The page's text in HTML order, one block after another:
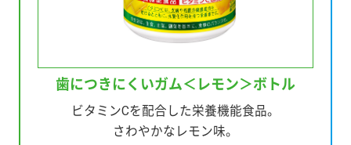
歯につきにくいガム＜レモン＞ボトル
ビタミンCを配合した栄養機能食品。
さわやかなレモン味。